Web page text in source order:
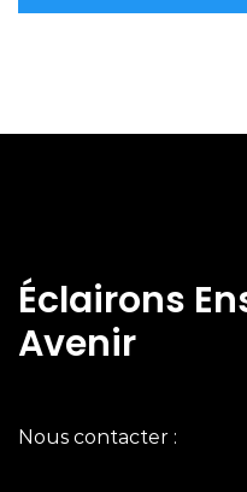
Éclairons
Avenir
Nous contacter :